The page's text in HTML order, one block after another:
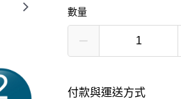
數量
付款與運送方式